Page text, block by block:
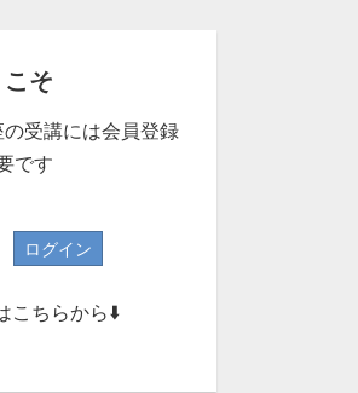
そ
受講には会員登録
です
ログイン
こちらから⬇️